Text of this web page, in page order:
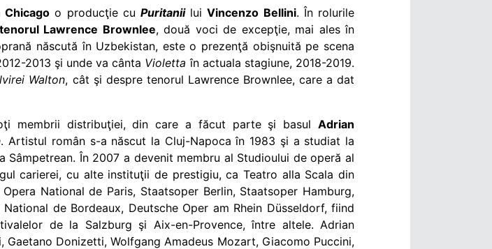
Chicago o producţie cuPuritaniiluiVincenzo Bellini. În rolurile
tenorul Lawrence Brownlee, două voci de excepţie, mai ales în
născută în Uzbekistan, este o prezenţă obişnuită pe scena
2013 şi unde va cânta Violetta în actuala stagiune, 2018-2019.
Walton, cât şi despre tenorul Lawrence Brownlee, care a dat
membrii distribuţiei, din care a făcut parte şi basul Adrian
. Artistul român s-a născut la Cluj-Napoca în 1983 şi a studiat la
În 2007 a devenit membru al Studioului de operă al
carierei, cu alte instituţii de prestigiu, ca Teatro alla Scala din
Opera National de Paris, Staatsoper Berlin,Staatsoper Hamburg,
de Bordeaux, Deutsche Oper am Rhein Düsseldorf, fiind
de la Salzburg şi Aix-en-Provence, între altele. Adrian
Gaetano Donizetti,Wolfgang Amadeus Mozart, Giacomo Puccini,